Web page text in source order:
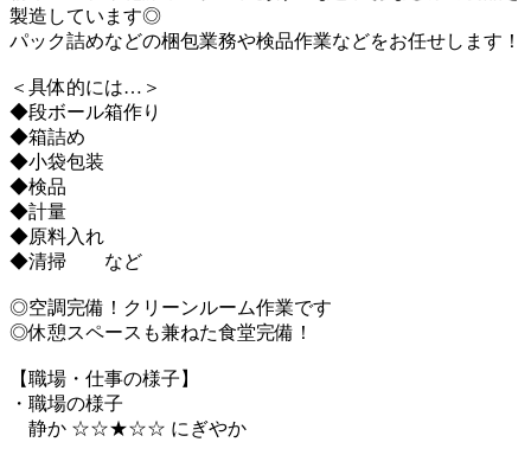
製造しています◎
パック詰めなどの梱包業務や検品作業などをお任せします！
＜具体的には…＞
◆段ボール箱作り
◆箱詰め
◆小袋包装
◆検品
◆計量
◆原料入れ
◆清掃 など
◎空調完備！クリーンルーム作業です
◎休憩スペースも兼ねた食堂完備！
【職場・仕事の様子】
・職場の様子
静か ☆☆★☆☆ にぎやか